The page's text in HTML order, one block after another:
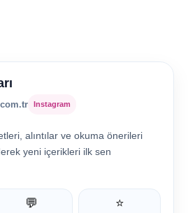
Instagram
alıntılar ve okuma önerileri
yeni içerikleri ilk sen
💬 ⭐